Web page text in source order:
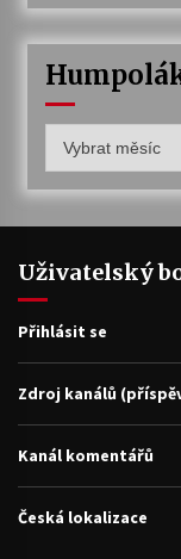
archiv
Uživatelský
Přihlásit se
Zdroj kanálů
Kanál komentářů
Česká lokalizace